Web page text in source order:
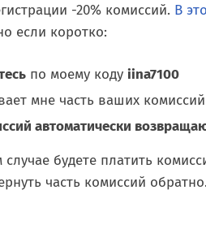
-20% комиссий. В
если коротко:
по моему коду iina7100
мне часть ваших
автоматически
будете платить
часть комиссий